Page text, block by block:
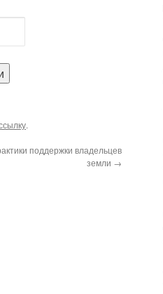
.
поддержки владельцев
земли →